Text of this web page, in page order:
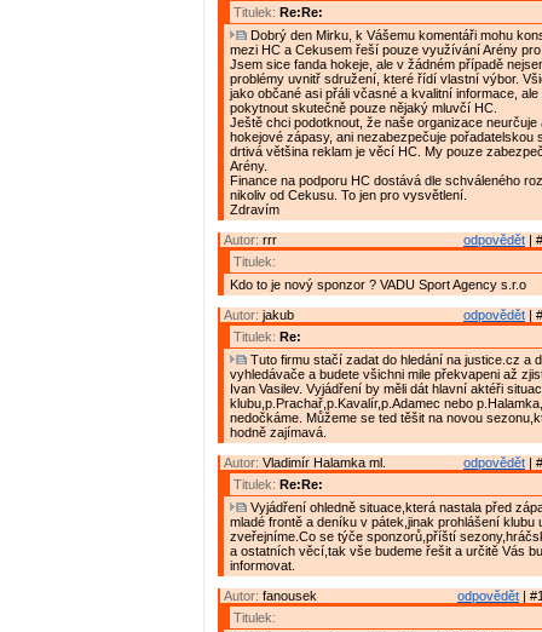
Titulek: Re:Re:
Dobrý den Mirku, k Vášemu komentáři mohu
mezi HC a Cekusem řeší pouze využívání Arény
Jsem sice fanda hokeje, ale v žádném případě
problémy uvnitř sdružení, které řídí vlastní výbor.
jako občané asi přáli včasné a kvalitní informace, ale
pokytnout skutečně pouze nějaký mluvčí HC.
Ještě chci podotknout, že naše organizace neurčuje
hokejové zápasy, ani nezabezpečuje pořadatelskou
drtivá většina reklam je věcí HC. My pouze
Arény.
Finance na podporu HC dostává dle schváleného
nikoliv od Cekusu. To jen pro vysvětlení.
Zdravím
odpovědět |
Autor: rrr
Titulek:
Kdo to je nový sponzor ? VADU Sport Agency s.r.o
odpovědět |
Autor: jakub
Titulek: Re:
Tuto firmu stačí zadat do hledání na justice.cz a
vyhledávače a budete všichni mile překvapeni až
Ivan Vasilev. Vyjádření by měli dát hlavní aktéři
klubu,p.Prachař,p.Kavalír,p.Adamec nebo
nedočkáme. Můžeme se ted těšit na novou
hodně zajímavá.
odpovědět |
Autor: Vladimír Halamka ml.
Titulek: Re:Re:
Vyjádření ohledně situace,která nastala před
mladé frontě a deníku v pátek,jinak prohlášení klubu
zveřejníme.Co se týče sponzorů,příští
a ostatních věcí,tak vše budeme řešit a určitě Vás
informovat.
odpovědět |
Autor: fanousek
Titulek: